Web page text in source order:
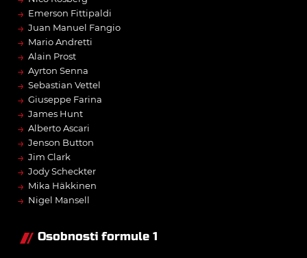
→ Emerson Fittipaldi
→ Juan Manuel Fangio
→ Mario Andretti
→ Alain Prost
→ Ayrton Senna
→ Sebastian Vettel
→ Giuseppe Farina
→ James Hunt
→ Alberto Ascari
→ Jenson Button
→ Jim Clark
→ Jody Scheckter
→ Mika Häkkinen
→ Nigel Mansell
Osobnosti formule 1